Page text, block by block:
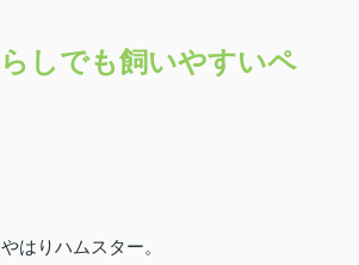
しでも飼いやすいペ
はりハムスター。